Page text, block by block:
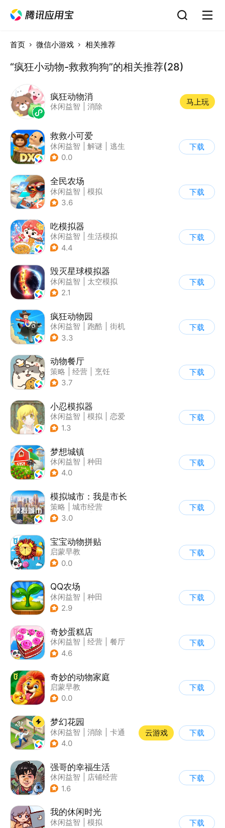
首页 微信小游戏 相关推荐
“疯狂小动物-救救狗狗”的相关推荐(28)
疯狂动物消
休闲益智 消除
马上玩
救救小可爱
休闲益智 解谜
逃生
| 萌系
0.0
下载
全民农场
休闲益智
模拟
| 田园生活
3.6
下载
吃模拟器
休闲益智
生活模拟
| 美食
4.4
下载
毁灭星球模拟器
休闲益智
太空模拟
| 太空
2.1
下载
疯狂动物园
休闲益智 跑酷
街机
| 像素风
3.3
下载
动物餐厅
策略 经营
烹饪
| 宠物
3.7
下载
小忍模拟器
休闲益智 模拟
恋爱
| 女性向
1.3
下载
梦想城镇
休闲益智
种田
| 田园生活
4.0
下载
模拟城市：我是市长
策略
城市经营
| 模拟城市
3.0
下载
宝宝动物拼贴
启蒙早教
0.0
下载
QQ农场
休闲益智
种田
| 田园生活
2.9
下载
奇妙蛋糕店
休闲益智 经营
餐厅
| 宝宝巴士
4.6
下载
奇妙的动物家庭
启蒙早教
0.0
下载
梦幻花园
休闲益智 消除
卡通
| 创梦天地
4.0
云游戏 下载
强哥的幸福生活
休闲益智
店铺经营
| 卡通
1.6
下载
我的休闲时光
休闲益智
模拟
下载